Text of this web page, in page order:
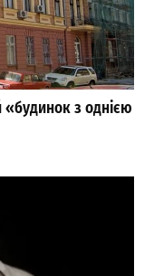
«будинок з однією